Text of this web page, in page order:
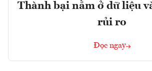
Thành bại nằm ở dữ liệu
rủi ro
Đọc ngay